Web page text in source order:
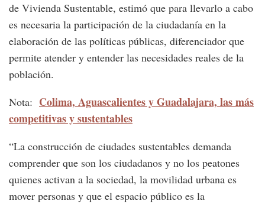
de Vivienda Sustentable, estimó que para llevarlo a cabo
es necesaria la participación de la ciudadanía en la
elaboración de las políticas públicas, diferenciador que
permite atender y entender las necesidades reales de la
población.
Nota: Colima, Aguascalientes y Guadalajara, las más
competitivas y sustentables
“La construcción de ciudades sustentables demanda
comprender que son los ciudadanos y no los peatones
quienes activan a la sociedad, la movilidad urbana es
mover personas y que el espacio público es la